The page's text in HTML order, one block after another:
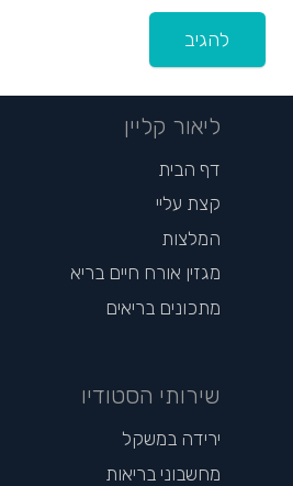
להגיב
ליאור קליין
דף הבית
קצת עליי
המלצות
מגזין אורח חיים בריא
מתכונים בריאים
שירותי הסטודיו
ירידה במשקל
מחשבוני בריאות